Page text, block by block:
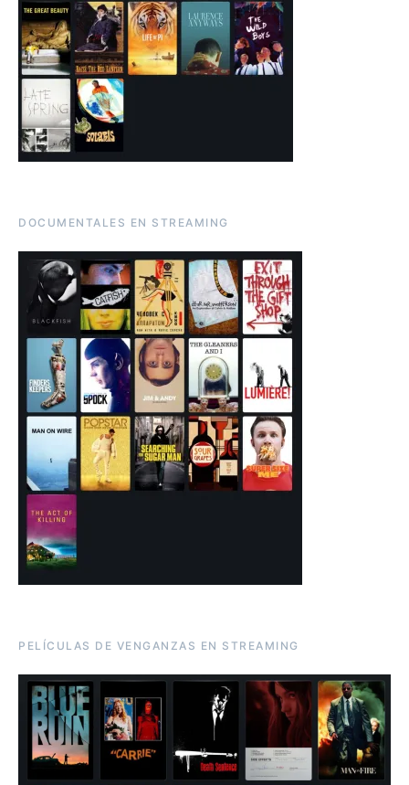
DOCUMENTALES EN STREAMING
PELÍCULAS DE VENGANZAS EN STREAMING